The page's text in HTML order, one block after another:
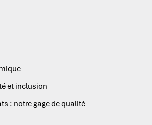
et inclusion
: notre gage de qualité